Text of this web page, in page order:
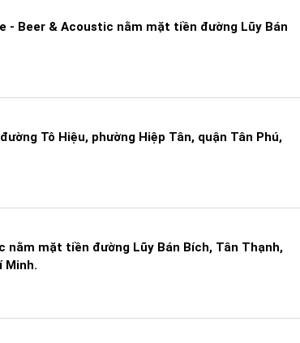
- Beer & Acoustic nằm mặt tiền đường Lũy Bán
Tô Hiệu, phường Hiệp Tân, quận Tân Phú,
nằm mặt tiền đường Lũy Bán Bích, Tân Thạnh,
Minh.